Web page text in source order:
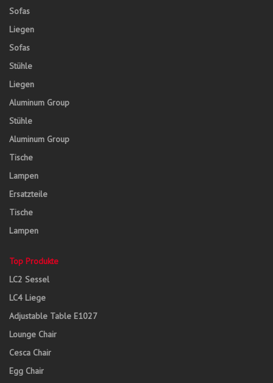
Sofas
Liegen
Sofas
Stühle
Liegen
Aluminum Group
Stühle
Aluminum Group
Tische
Lampen
Ersatzteile
Tische
Lampen
Top Produkte
LC2 Sessel
LC4 Liege
Adjustable Table E1027
Lounge Chair
Cesca Chair
Egg Chair